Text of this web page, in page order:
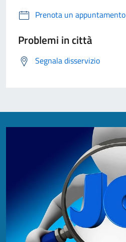
Prenota un appuntamento
Problemi in città
Segnala disservizio